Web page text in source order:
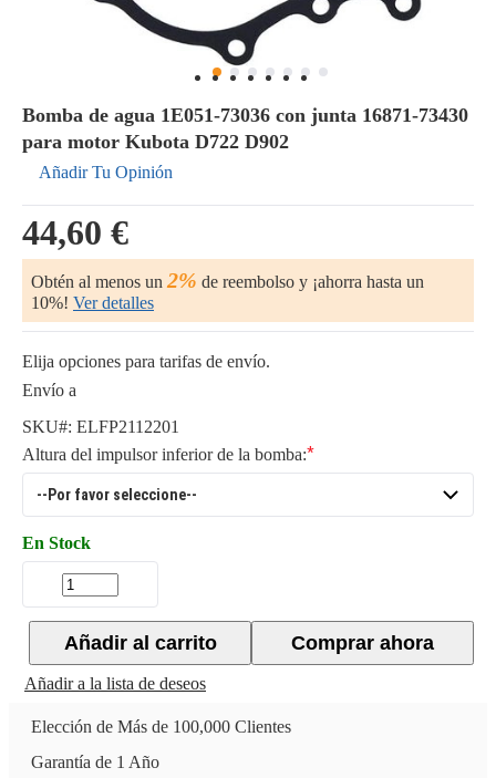
Bomba de agua 1E051-73036 con junta 16871-73430
para motor Kubota D722 D902
Añadir Tu Opinión
44,60 €
Obtén al menos un 2% de reembolso y ¡ahorra hasta un
10%! Ver detalles
Elija opciones para tarifas de envío.
Envío a
SKU#: ELFP2112201
Altura del impulsor inferior de la bomba:
En Stock
Comprar ahora
Añadir al carrito
Añadir a la lista de deseos
Elección de Más de 100,000 Clientes
Garantía de 1 Año